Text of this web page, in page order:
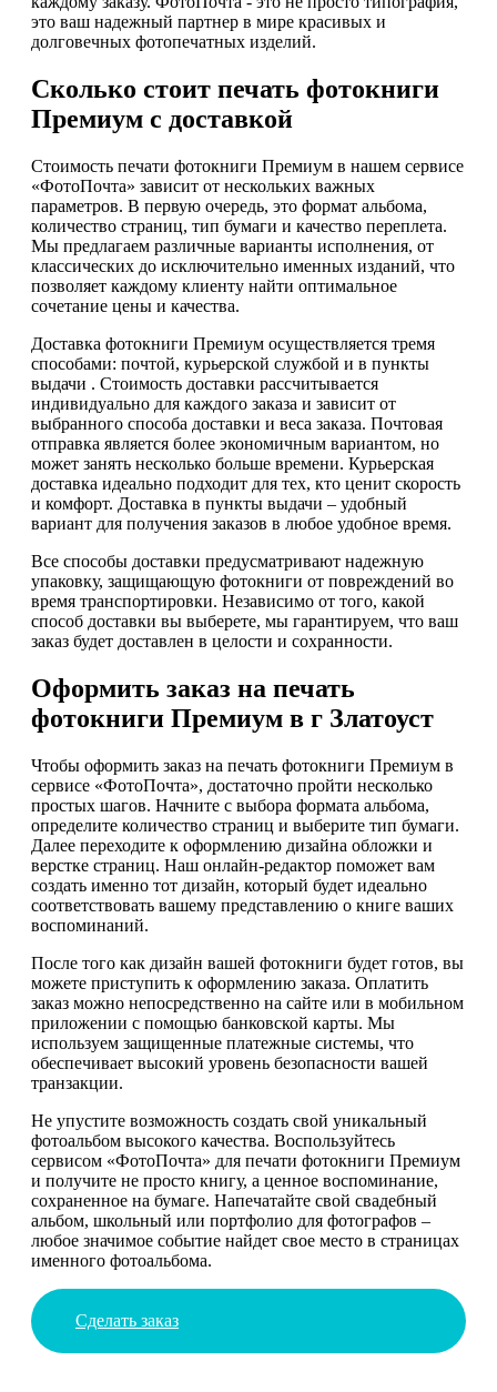
это ваш надежный партнер в мире красивых и
долговечных фотопечатных изделий.
Сколько стоит печать фотокниги
Премиум с доставкой
Стоимость печати фотокниги Премиум в нашем сервисе
«ФотоПочта» зависит от нескольких важных
параметров. В первую очередь, это формат альбома,
количество страниц, тип бумаги и качество переплета.
Мы предлагаем различные варианты исполнения, от
классических до исключительно именных изданий, что
позволяет каждому клиенту найти оптимальное
сочетание цены и качества.
Доставка фотокниги Премиум осуществляется тремя
способами: почтой, курьерской службой и в пункты
выдачи . Стоимость доставки рассчитывается
индивидуально для каждого заказа и зависит от
выбранного способа доставки и веса заказа. Почтовая
отправка является более экономичным вариантом, но
может занять несколько больше времени. Курьерская
доставка идеально подходит для тех, кто ценит скорость
и комфорт. Доставка в пункты выдачи – удобный
вариант для получения заказов в любое удобное время.
Все способы доставки предусматривают надежную
упаковку, защищающую фотокниги от повреждений во
время транспортировки. Независимо от того, какой
способ доставки вы выберете, мы гарантируем, что ваш
заказ будет доставлен в целости и сохранности.
Оформить заказ на печать
фотокниги Премиум в г Златоуст
Чтобы оформить заказ на печать фотокниги Премиум в
сервисе «ФотоПочта», достаточно пройти несколько
простых шагов. Начните с выбора формата альбома,
определите количество страниц и выберите тип бумаги.
Далее переходите к оформлению дизайна обложки и
верстке страниц. Наш онлайн-редактор поможет вам
создать именно тот дизайн, который будет идеально
соответствовать вашему представлению о книге ваших
воспоминаний.
После того как дизайн вашей фотокниги будет готов, вы
можете приступить к оформлению заказа. Оплатить
заказ можно непосредственно на сайте или в мобильном
приложении с помощью банковской карты. Мы
используем защищенные платежные системы, что
обеспечивает высокий уровень безопасности вашей
транзакции.
Не упустите возможность создать свой уникальный
фотоальбом высокого качества. Воспользуйтесь
сервисом «ФотоПочта» для печати фотокниги Премиум
и получите не просто книгу, а ценное воспоминание,
сохраненное на бумаге. Напечатайте свой свадебный
альбом, школьный или портфолио для фотографов –
любое значимое событие найдет свое место в страницах
именного фотоальбома.
Сделать заказ